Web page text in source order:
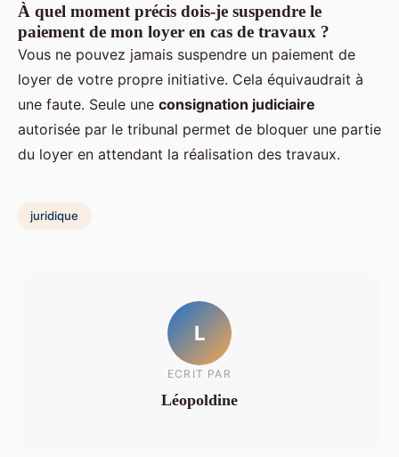
À quel moment précis dois-je suspendre le
paiement de mon loyer en cas de travaux ?
Vous ne pouvez jamais suspendre un paiement de
loyer de votre propre initiative. Cela équivaudrait à
une faute. Seule une consignation judiciaire
autorisée par le tribunal permet de bloquer une partie
du loyer en attendant la réalisation des travaux.
juridique
L
ECRIT PAR
Léopoldine